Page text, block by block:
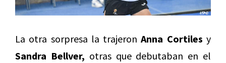
La otra sorpresa la trajeronAnna Cortiles y
Sandra Bellver, otras que debutaban en el